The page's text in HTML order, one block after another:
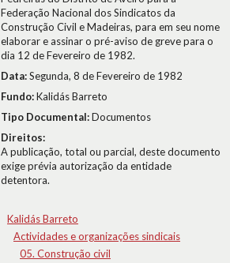
Federação Nacional dos Sindicatos da
Construção Civil e Madeiras, para em seu nome
elaborar e assinar o pré-aviso de greve para o
dia 12 de Fevereiro de 1982.
Data:Segunda, 8 de Fevereiro de 1982
Fundo:Kalidás Barreto
Tipo Documental:Documentos
Direitos:
A publicação, total ou parcial, deste documento
exige prévia autorização da entidade
detentora.
Kalidás Barreto
Actividades e organizações sindicais
05. Construção civil